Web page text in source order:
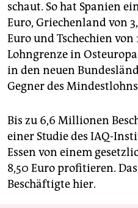
schaut. So hat Spanien
Euro, Griechenland von
Euro und Tschechien von
Lohngrenze in
in den neuen
Gegner des
Bis zu 6,6 Millionen
einer Studie des IAQ-
Essen von einem
8,50 Euro profitieren.
Beschäftigte hier.